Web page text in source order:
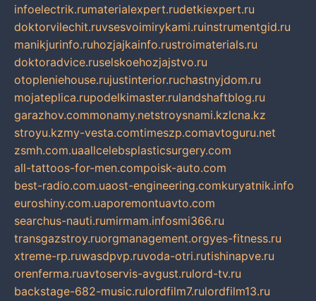
infoelectrik.rumaterialexpert.rudetkiexpert.ru
doktorvilechit.ruvsesvoimirykami.ruinstrumentgid.ru
manikjurinfo.ruhozjajkainfo.rustroimaterials.ru
doktoradvice.ruselskoehozjajstvo.ru
otopleniehouse.rujustinterior.ruchastnyjdom.ru
mojateplica.rupodelkimaster.rulandshaftblog.ru
garazhov.commonamy.netstroysnami.kzlcna.kz
stroyu.kzmy-vesta.comtimeszp.comavtoguru.net
zsmh.com.uaallcelebsplasticsurgery.com
all-tattoos-for-men.compoisk-auto.com
best-radio.com.uaost-engineering.comkuryatnik.info
euroshiny.com.uaporemontuavto.com
searchus-nauti.rumirmam.infosmi366.ru
transgazstroy.ruorgmanagement.orgyes-fitness.ru
xtreme-rp.ruwasdpvp.ruvoda-otri.rutishinapve.ru
orenferma.ruavtoservis-avgust.rulord-tv.ru
backstage-682-music.rulordfilm7.rulordfilm13.ru